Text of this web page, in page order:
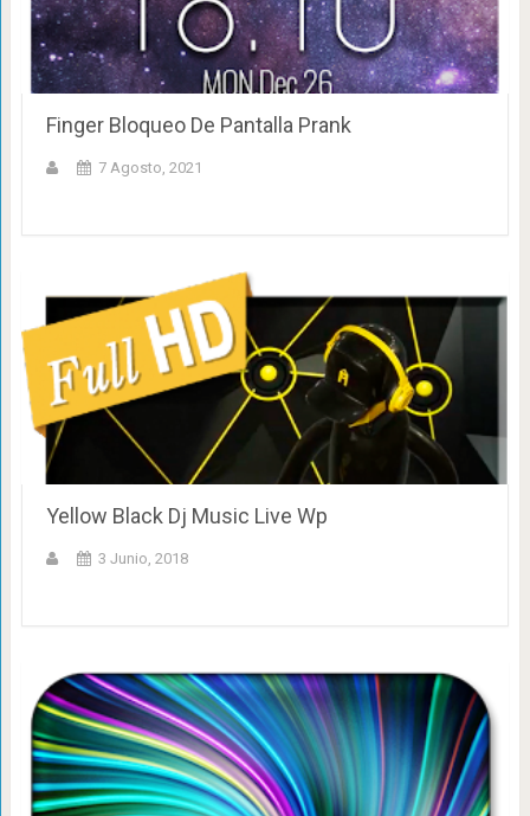
Finger Bloqueo De Pantalla Prank
7 Agosto, 2021
Yellow Black Dj Music Live Wp
3 Junio, 2018